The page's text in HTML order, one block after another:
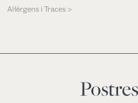
Al·lèrgens i Traces >
Postres